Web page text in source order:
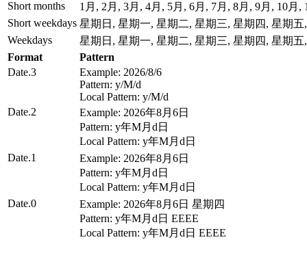
Short months
1月, 2月, 3月, 4月, 5月, 6月, 7月, 8月, 9月, 10月,
Short weekdays 星期日, 星期一, 星期二, 星期三, 星期四, 星期五
Weekdays
星期日, 星期一, 星期二, 星期三, 星期四, 星期五
Format
Pattern
Date.3
Example: 2026/8/6
Pattern: y/M/d
Local Pattern: y/M/d
Date.2
Example: 2026年8月6日
Pattern: y年M月d日
Local Pattern: y年M月d日
Date.1
Example: 2026年8月6日
Pattern: y年M月d日
Local Pattern: y年M月d日
Date.0
Example: 2026年8月6日 星期四
Pattern: y年M月d日 EEEE
Local Pattern: y年M月d日 EEEE